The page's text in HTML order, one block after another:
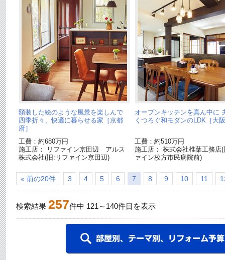
額装した絵のような風景を楽しんで
四季折々、快適に暮らせる家［京都
府］
工費：約680万円
施工店： リファイン京田辺 アルス
株式会社(旧:リファイン京田辺)
オープンキッチンを真ん中に
くつろぐ和モダンのLDK［大
工費：約510万円
施工店： 株式会社椎葉工務店
ァイン枚方市民病院前)
« 前の20件 3 4 5 6 7 8 9 10 11
検索結果 257件中 121 ～ 140件目を表示